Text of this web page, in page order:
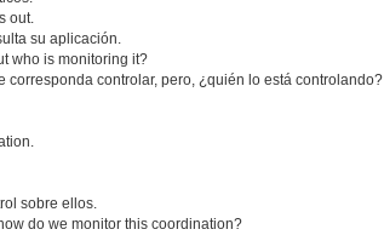
out.
su aplicación.
who is monitoring it?
corresponda controlar, pero, ¿quién lo está controlando?
sobre ellos.
do we monitor this coordination?